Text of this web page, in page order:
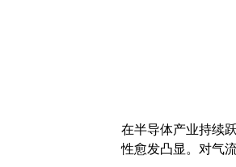
在半导体产业持续
性愈发凸显。对气